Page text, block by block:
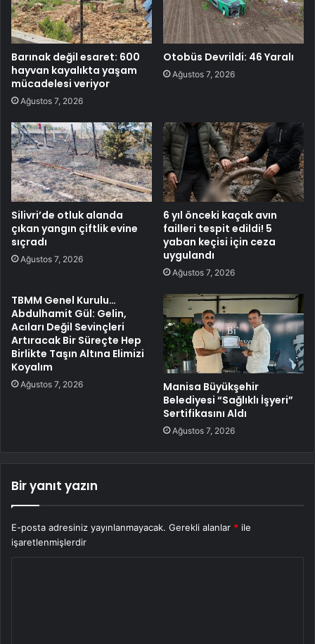
Barınak değil esaret: 600
hayvan kayalıkta yaşam
mücadelesi veriyor
Ağustos 7, 2026
Otobüs Devrildi: 46 Yaralı
Ağustos 7, 2026
Silivri’de otluk alanda
çıkan yangın çiftlik evine
sıçradı
Ağustos 7, 2026
6 yıl önceki kaçak avın
failleri tespit edildi! 5
yaban keçisi için ceza
uygulandı
Ağustos 7, 2026
TBMM Genel Kurulu…
Abdulhamit Gül: Gelin,
Acıları Değil Sevinçleri
Artıracak Bir Süreçte Hep
Birlikte Taşın Altına Elimizi
Koyalım
Ağustos 7, 2026
Manisa Büyükşehir
Belediyesi “Sağlıklı İşyeri”
Sertifikasını Aldı
Ağustos 7, 2026
Bir yanıt yazın
E-posta adresiniz yayınlanmayacak. Gerekli alanlar * ile
işaretlenmişlerdir